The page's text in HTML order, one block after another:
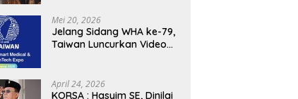
SMSI Sukseskan Jaga
Desa dan Jaga Dapur
MBG, Perkuat Pengawasan
Mei 20, 2026
Jelang Sidang WHA ke-79,
Taiwan Luncurkan Video
Inovasi Kesehatan Global
April 24, 2026
KORSA : Hasyim SE, Dinilai